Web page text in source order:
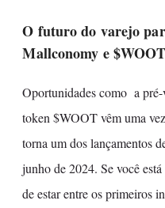
O futuro do varejo
Mallconomy e $WOOT
Oportunidades como a
token $WOOT vêm uma
torna um dos lançamentos
junho de 2024. Se você
de estar entre os primeiros